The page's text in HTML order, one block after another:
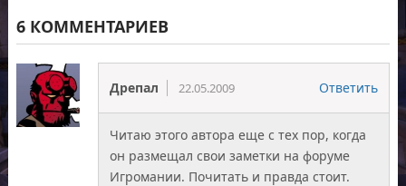
6 КОММЕНТАРИЕВ
Дрепал 22.05.2009 Ответить
Читаю этого автора еще с тех пор, когда
он размещал свои заметки на форуме
Игромании. Почитать и правда стоит.